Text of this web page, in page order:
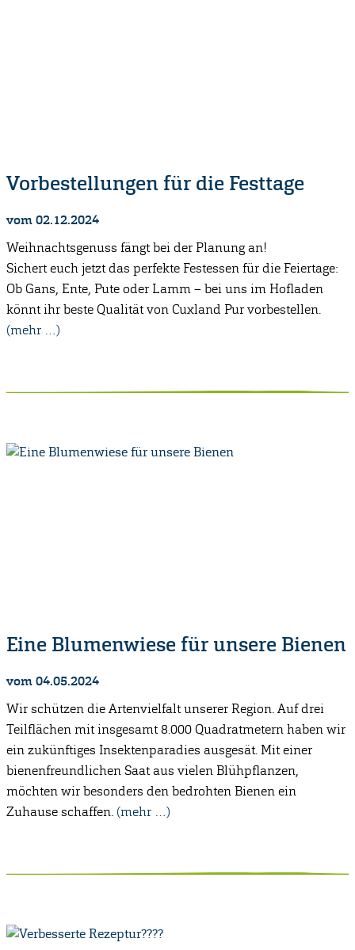
Vorbestellungen für die Festtage
vom 02.12.2024
Weihnachtsgenuss fängt bei der Planung an!
Sichert euch jetzt das perfekte Festessen für die Feiertage:
Ob Gans, Ente, Pute oder Lamm – bei uns im Hofladen
könnt ihr beste Qualität von Cuxland Pur vorbestellen.
(mehr …)
Eine Blumenwiese für unsere Bienen
vom 04.05.2024
Wir schützen die Artenvielfalt unserer Region.Auf drei
Teilflächen mit insgesamt 8.000 Quadratmetern haben wir
ein zukünftiges Insektenparadies ausgesät. Mit einer
bienenfreundlichen Saat aus vielen Blühpflanzen,
möchten wir besonders den bedrohten Bienen ein
Zuhause schaffen. (mehr …)